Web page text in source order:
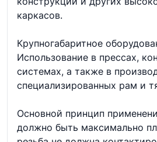
каркасов.
Крупногабаритное
Использование в прессах,
системах, а также в
специализированных рам и
Основной принцип
должно быть максимально